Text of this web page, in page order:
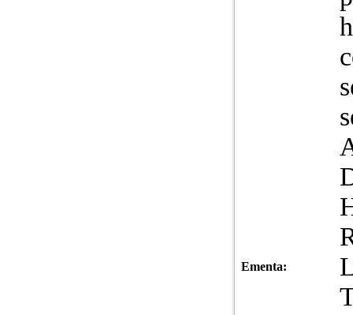
Ementa: